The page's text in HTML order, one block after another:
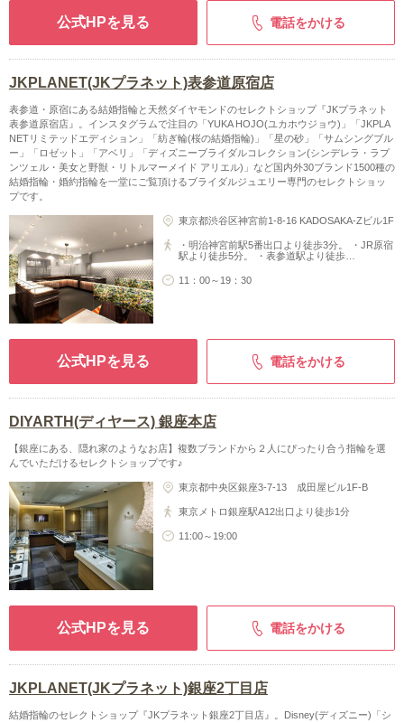
公式HPを見る 電話をかける
JKPLANET(JKプラネット)表参道原宿店
表参道・原宿にある結婚指輪と天然ダイヤモンドのセレクトショップ『JKプラネット
表参道原宿店』。インスタグラムで注目の「YUKA HOJO(ユカホウジョウ)」「JKPLA
NETリミテッドエディション」「紡ぎ輪(桜の結婚指輪)」「星の砂」「サムシングブル
ー」「ロゼット」「アベリ」「ディズニーブライダルコレクション(シンデレラ・ラプ
ンツェル・美女と野獣・リトルマーメイド アリエル)」など国内外30ブランド1500種の
結婚指輪・婚約指輪を一堂にご覧頂けるブライダルジュエリー専門のセレクトショッ
プです。
東京都渋谷区神宮前1-8-16 KADOSAKA-Zビル1F
・明治神宮前駅5番出口より徒歩3分。 ・JR原宿
駅より徒歩5分。 ・表参道駅より徒歩…
11：00～19：30
公式HPを見る 電話をかける
DIYARTH(ディヤース) 銀座本店
【銀座にある、隠れ家のようなお店】複数ブランドから２人にぴったり合う指輪を選
んでいただけるセレクトショップです♪
東京都中央区銀座3-7-13 成田屋ビル1F-B
東京メトロ銀座駅A12出口より徒歩1分
11:00～19:00
公式HPを見る 電話をかける
JKPLANET(JKプラネット)銀座2丁目店
結婚指輪のセレクトショップ『JKプラネット銀座2丁目店』。Disney(ディズニー)「シ